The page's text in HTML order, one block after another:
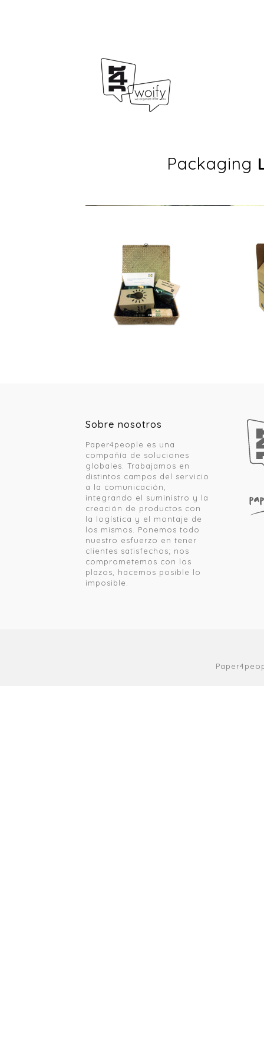
Packaging
Sobre nosotros
Paper4people es una
compañía de soluciones
globales. Trabajamos en
distintos campos del servicio
a la comunicación,
integrando el suministro y la
creación de productos con
la logística y el montaje de
los mismos. Ponemos todo
nuestro esfuerzo en tener
clientes satisfechos; nos
comprometemos con los
plazos, hacemos posible lo
imposible.